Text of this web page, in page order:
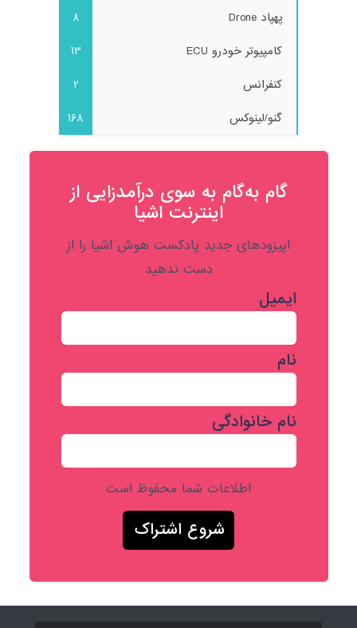
پهپاد Drone
8
کامپیوتر خودرو ECU
13
کنفرانس
2
گنو/لینوکس
168
گام به‌گام به‌ سوی درآمدزایی از
اینترنت اشیا
اپیزودهای جدید پادکست هوش اشیا را از
دست ندهید
ایمیل
نام
نام خانوادگی
اطلاعات شما محفوظ است